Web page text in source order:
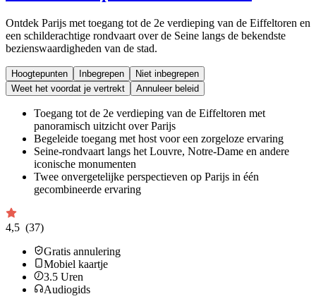
Ontdek Parijs met toegang tot de 2e verdieping van de Eiffeltoren en
een schilderachtige rondvaart over de Seine langs de bekendste
bezienswaardigheden van de stad.
Hoogtepunten Inbegrepen
Niet inbegrepen
Weet het voordat je vertrekt
Annuleer beleid
Toegang tot de 2e verdieping van de Eiffeltoren met
panoramisch uitzicht over Parijs
Begeleide toegang met host voor een zorgeloze ervaring
Seine-rondvaart langs het Louvre, Notre-Dame en andere
iconische monumenten
Twee onvergetelijke perspectieven op Parijs in één
gecombineerde ervaring
4,5 (37)
Gratis annulering
Mobiel kaartje
3.5 Uren
Audiogids